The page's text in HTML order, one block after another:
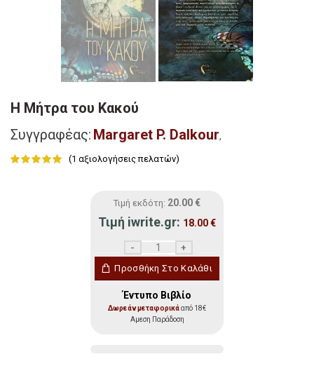
Η Μήτρα του Κακού
Συγγραφέας: Margaret P. Dalkour,
(1 αξιολογήσεις πελατών)
Τιμή εκδότη: 20.00 €
Τιμή iwrite.gr: 18.00€
Προσθήκη Στο Καλάθι
Έντυπο Βιβλίο
Δωρεάν μεταφορικάαπό 18€
Αμεση Παράδοση